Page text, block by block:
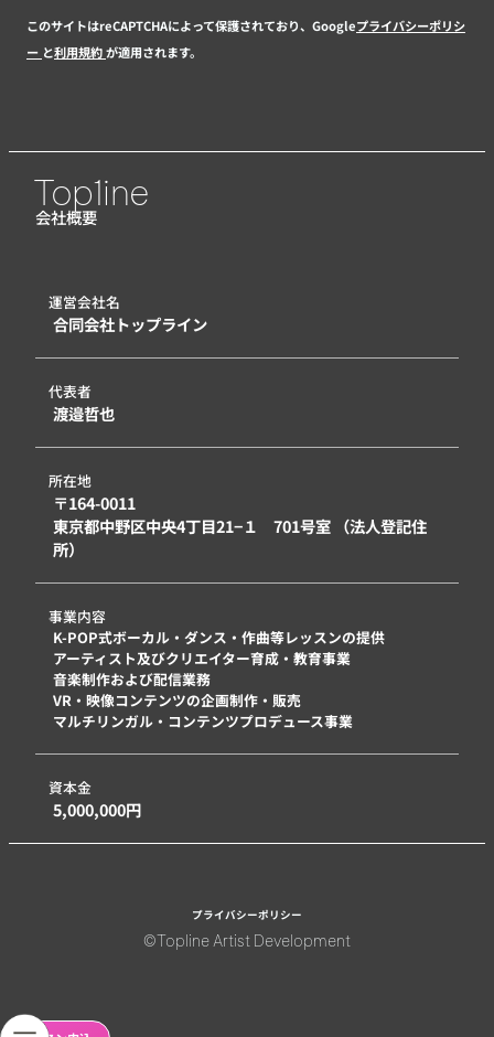
このサイトはreCAPTCHAによって保護されており、Googleプライバシーポリシ
ー と利用規約が適用されます。
Top1ine
会社概要
運営会社名
合同会社トップライン
代表者
渡邉哲也
所在地
〒164-0011
東京都中野区中央4丁目21−１ 701号室 （法人登記住
所）
事業内容
K-POP式ボーカル・ダンス・作曲等レッスンの提供
アーティスト及びクリエイター育成・教育事業
音楽制作および配信業務
VR・映像コンテンツの企画制作・販売
マルチリンガル・コンテンツプロデュース事業
資本金
5,000,000円
プライバシーポリシー
©︎Topline Artist Development